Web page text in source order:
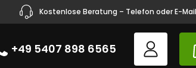
Kostenlose Beratung – Telefon oder E-Mail
+49 5407 898 6565